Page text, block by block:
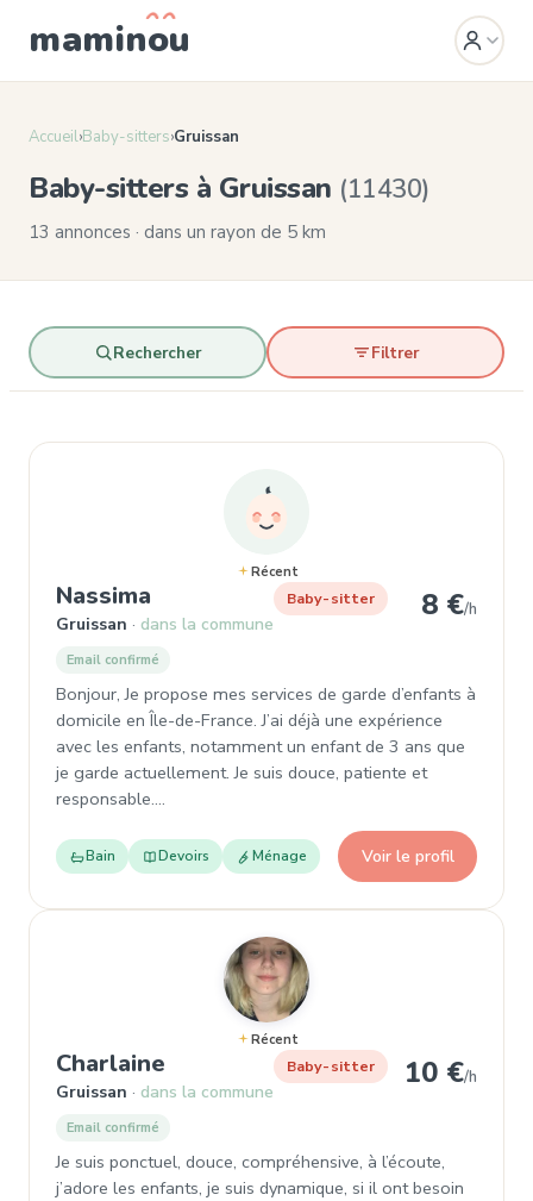
maminou
Accueil›Baby-sitters›Gruissan
Baby-sitters à Gruissan (11430)
13 annonces · dans un rayon de 5 km
Rechercher Filtrer
Récent
Nassima , Baby-sitter à Gruissan
Gruissan dans la commune
Baby-sitter 8 €/h
Email confirmé
Bonjour, Je propose mes services de garde d’enfants à
domicile en Île-de-France. J’ai déjà une expérience
avec les enfants, notamment un enfant de 3 ans que
je garde actuellement. Je suis douce, patiente et
responsable.…
Bain Devoirs Ménage Voir le profil
Récent
Charlaine , Baby-sitter à Gruissan
Gruissan dans la commune
Baby-sitter 10 €/h
Email confirmé
Je suis ponctuel, douce, compréhensive, à l’écoute,
j’adore les enfants, je suis dynamique, si il ont besoin